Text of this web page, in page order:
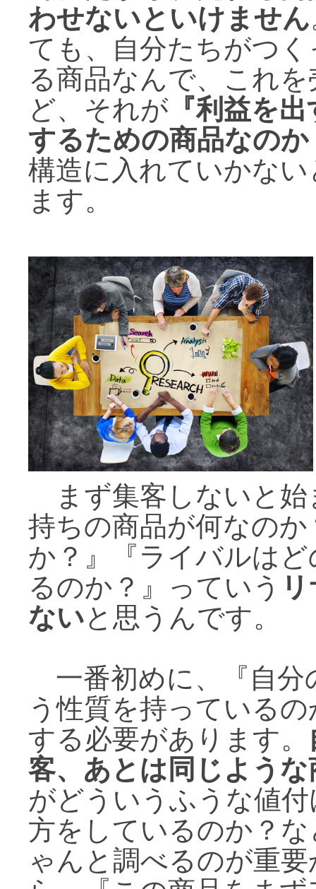
わせないといけません
ても、自分たちがつ
る商品なんで、これ
ど、それが 『利益を
するための商品なのか
構造に入れていかな
ます。
まず集客しないと始
持ちの商品が何なの
か？』『ライバルは
るのか？』っていう
ないと思うんです。
一番初めに、『自分
う性質を持っている
する必要があります。
客、あとは同じよう
がどういうふうな値
方をしているのか？
ゃんと調べるのが重